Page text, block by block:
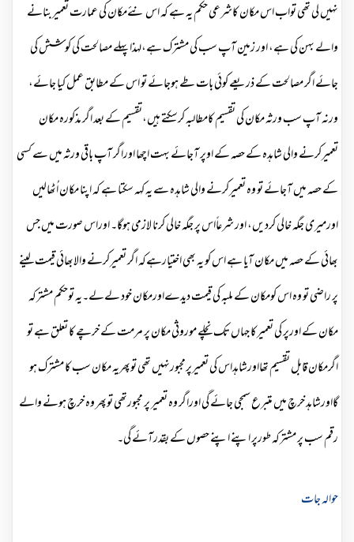
نہیں لی تھی تواب اس مکان کاشرعی حکم یہ ہے کہ اس نئےمکان کی عمارت تعمیربنانے
والے بہن کی ہے، اور زمین آپ سب کی مشترک ہے،لہذاپہلے مصالحت کی کوشش کی
جائے اگر مصالحت کے ذریعے کوئی بات طے ہوجائے تو اس کے مطابق عمل کیا جائے،
ورنہ آپ سب ورثہ مکان کی تقسیم کامطالبہ کرسکتے ہیں،تقسیم کے بعد اگر مذکورہ مکان
تعمیرکرنے والی شاہدہ کے حصہ کے اوپر آجائے بہت اچھا اوراگر آپ باقی ورثہ میں سے کسی
کے حصہ میں آجائے تو وہ تعمیرکرنے والی شاہدہ سے یہ کہہ سکتا ہے کہ اپنا مکان اُٹھالیں
اورمیری جگہ خالی کردیں، اور شرعاًاس پر جگہ خالی کرنا لازمی ہوگا۔ اوراس صورت میں جس
بھائی کے حصہ میں مکان آیا ہے اس کو یہ بھی اختیارہےکہ اگر تعمیرکرنے والابھائی قیمت لینے
پر راضی تو وہ اس کومکان کے ملبہ کی قیمت دیدےاورمکان خود لےلے۔یہ توحکم مشترکہ
مکان کے اورپر کی تعمیرکا جہاں تک نچلے موروثی مکان پر مرمت کے خرچے کا تعلق ہے تو
اگرمکان قابل تقسیم تھااورشاہداس کی تعمیرپرمجبورنہیں تھی توپھریہ مکان سب کا مشترک ہو
گااورشاہد خرچ میں متبرع سمجی جائے گی اوراگر وہ تعمیر پر مجبورتھی توپھر وہ خرچ ہونے والے
رقم سب پر مشترکہ طورپر اپنے اپنے حصوں کے بقدرآئے گی۔
حوالہ جات